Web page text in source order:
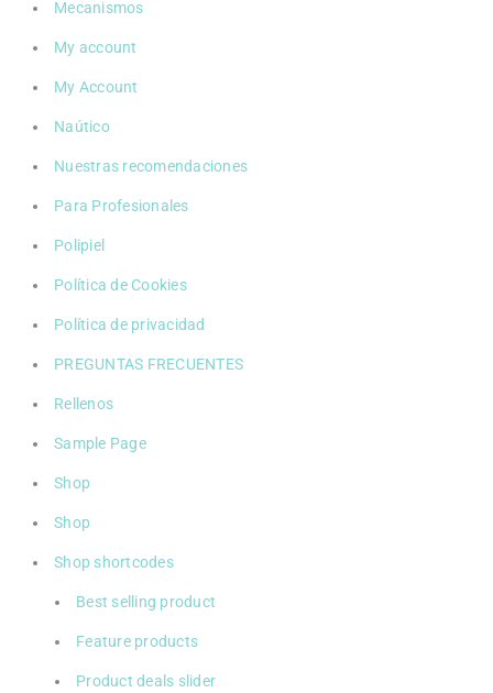
Mecanismos
My account
My Account
Naútico
Nuestras recomendaciones
Para Profesionales
Polipiel
Política de Cookies
Política de privacidad
PREGUNTAS FRECUENTES
Rellenos
Sample Page
Shop
Shop
Shop shortcodes
Best selling product
Feature products
Product deals slider